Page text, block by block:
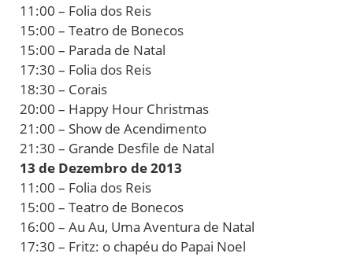
11:00 – Folia dos Reis
15:00 – Teatro de Bonecos
15:00 – Parada de Natal
17:30 – Folia dos Reis
18:30 – Corais
20:00 – Happy Hour Christmas
21:00 – Show de Acendimento
21:30 – Grande Desfile de Natal
13 de Dezembro de 2013
11:00 – Folia dos Reis
15:00 – Teatro de Bonecos
16:00 – Au Au, Uma Aventura de Natal
17:30 – Fritz: o chapéu do Papai Noel